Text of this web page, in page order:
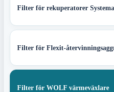
Filter för rekuperatorer
Filter för Flexit-
Filter för WOLF värmeväxlare